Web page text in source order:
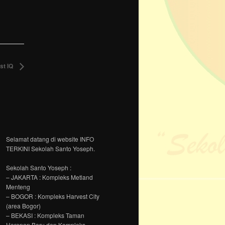
IQ
Selamat datang di website INFO
TERKINI Sekolah Santo Yoseph.
Sekolah Santo Yoseph :
– JAKARTA : Kompleks Metland
Menteng
– BOGOR : Kompleks Harvest City
(area Bogor)
– BEKASI : Kompleks Taman